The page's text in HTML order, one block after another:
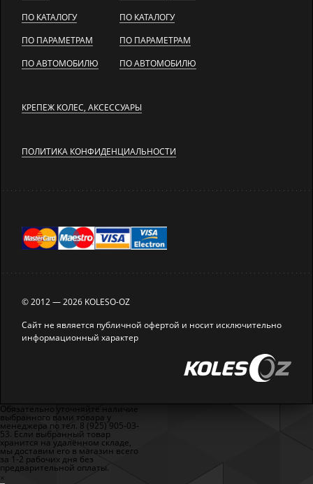
ПО КАТАЛОГУ
ПО ПАРАМЕТРАМ
ПО АВТОМОБИЛЮ
ПО КАТАЛОГУ
ПО ПАРАМЕТРАМ
ПО АВТОМОБИЛЮ
КРЕПЕЖ КОЛЕС, АКСЕССУАРЫ
ПОЛИТИКА КОНФИДЕНЦИАЛЬНОСТИ
© 2012 — 2026 KOLESO-OZ
Сайт не является публичной офертой и носит исключительно
информационный характер
Обязательно уточняйте наличие
выбранного вами товара у
менеджера по тел. 8 (925) 905-03-
53. Если выбранный товар
хранится на удалённом складе,
мы доставим его в магазин всего
за 1-2 рабочих дня без
предварительной оплаты.
×